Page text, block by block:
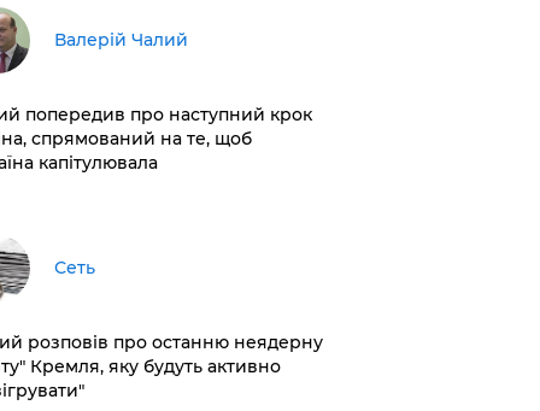
Валерій Чалий
попередив про наступний крок
спрямований на те, щоб
капітулювала
Сеть
розповів про останню неядерну
Кремля, яку будуть активно